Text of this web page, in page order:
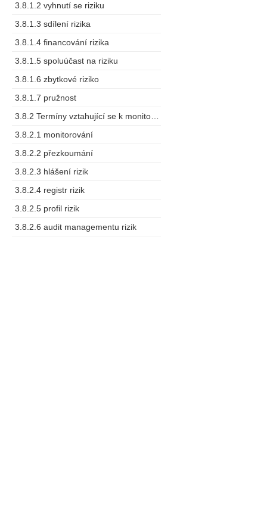
3.8.1.2 vyhnutí se riziku
3.8.1.3 sdílení rizika
3.8.1.4 financování rizika
3.8.1.5 spoluúčast na riziku
3.8.1.6 zbytkové riziko
3.8.1.7 pružnost
3.8.2.1 monitorování
3.8.2.2 přezkoumání
3.8.2.3 hlášení rizik
3.8.2.4 registr rizik
3.8.2.5 profil rizik
3.8.2.6 audit managementu rizik